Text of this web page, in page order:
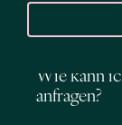
Können
rund um ein
Wie kann
anfragen?